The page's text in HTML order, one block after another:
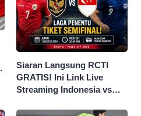
Siaran Langsung RCTI
GRATIS! Ini Link Live
Streaming Indonesia vs